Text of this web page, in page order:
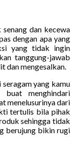
dan kecewa
dengan apa yang
yang tidak ingin
tanggung-jawab
dan mengesalkan.
yang kamu
buat menghindari
menelusurinya dari
tertulis bila pihak
sehingga tidak
berujung bikin rugi